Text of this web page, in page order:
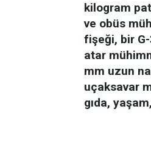
kilogram
ve obüs
fişeği, bir
atar
mm uzun
uçaksavar
gıda,